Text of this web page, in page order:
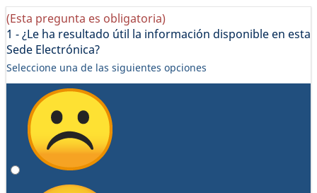
(Esta pregunta es obligatoria)
1 - ¿Le ha resultado útil la información disponible en esta
Sede Electrónica?
Seleccione una de las siguientes opciones